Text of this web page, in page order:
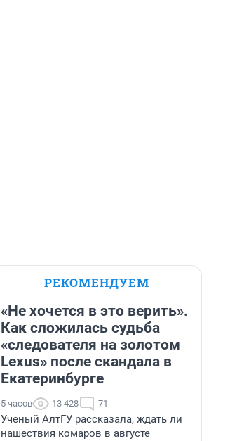
РЕКОМЕНДУЕМ
«Не хочется в это верить».
Как сложилась судьба
«следователя на золотом
Lexus» после скандала в
Екатеринбурге
5 часов 13 428 71
Ученый АлтГУ рассказала, ждать ли
нашествия комаров в августе